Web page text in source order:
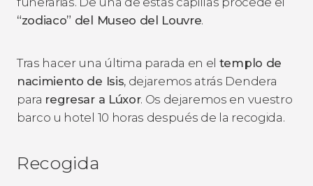
“zodiaco” del Museo del Louvre.
Tras hacer una última parada en el templo de
nacimiento de Isis, dejaremos atrás Dendera
para regresar a Lúxor. Os dejaremos en vuestro
barco u hotel 10 horas después de la recogida.
Recogida